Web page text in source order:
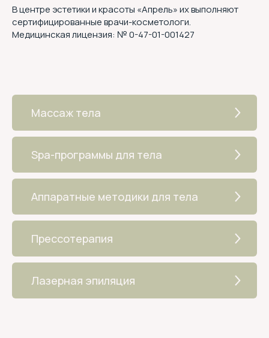
В центре эстетики и красоты «Апрель» их выполняют
сертифицированные врачи-косметологи.
Медицинская лицензия: № 0-47-01-001427
Массаж тела
Spa-программы для тела
Аппаратные методики для тела
Прессотерапия
Лазерная эпиляция
Медицинские услуги:
ИНН 4705067957
Бытовые услуги:
ИП ДЕГТЯРЕНКО А. А.
ОГРНИП 304470518400014